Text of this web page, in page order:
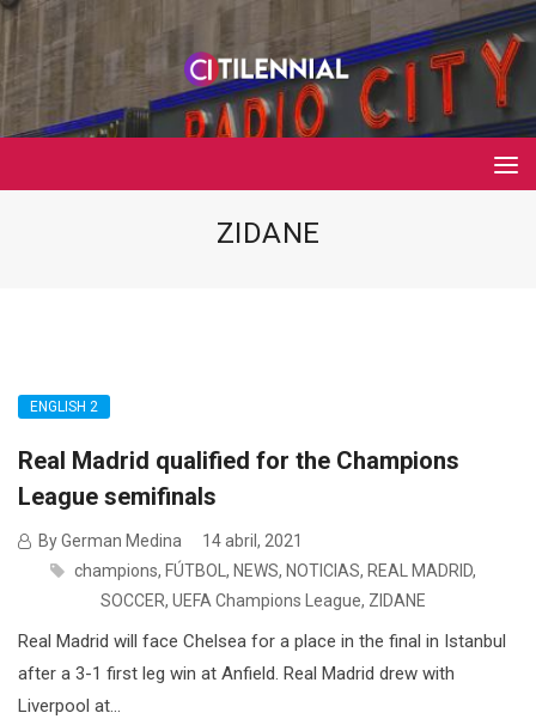
ZIDANE
ENGLISH 2
Real Madrid qualified for the Champions
League semifinals
By German Medina
14 abril, 2021
champions, FÚTBOL , NEWS, NOTICIAS, REAL MADRID,
SOCCER, UEFA Champions League, ZIDANE
Real Madrid will face Chelsea for a place in the final in Istanbul
after a 3-1 first leg win at Anfield. Real Madrid drew with
Liverpool at...